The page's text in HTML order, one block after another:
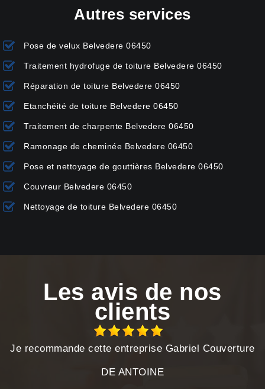
Autres services
Pose de velux Belvedere 06450
Traitement hydrofuge de toiture Belvedere 06450
Réparation de toiture Belvedere 06450
Etanchéité de toiture Belvedere 06450
Traitement de charpente Belvedere 06450
Ramonage de cheminée Belvedere 06450
Pose et nettoyage de gouttières Belvedere 06450
Couvreur Belvedere 06450
Nettoyage de toiture Belvedere 06450
Les avis de nos
clients
Je recommande cette entreprise Gabriel Couverture
DE ANTOINE